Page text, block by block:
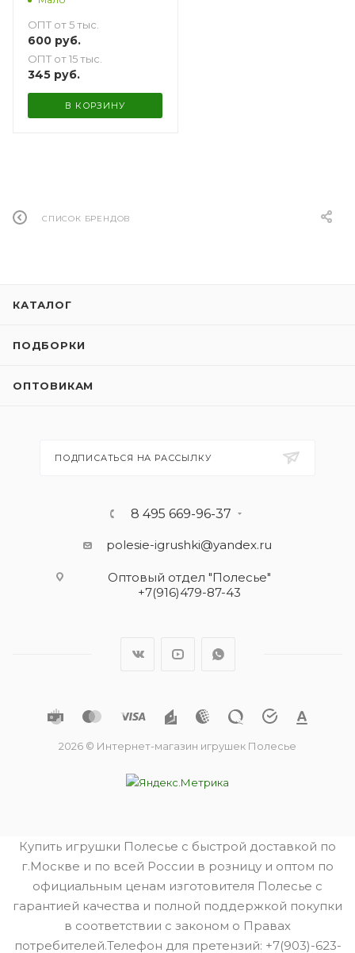
ОПТ от 5 тыс.
600 руб.
ОПТ от 15 тыс.
345 руб.
В КОРЗИНУ
СПИСОК БРЕНДОВ
КАТАЛОГ
ПОДБОРКИ
ОПТОВИКАМ
ПОДПИСАТЬСЯ НА РАССЫЛКУ
8 495 669-96-37
polesie-igrushki@yandex.ru
Оптовый отдел "Полесье"
+7(916)479-87-43
2026 © Интернет-магазин игрушек Полесье
Купить игрушки Полесье с быстрой доставкой по
г.Москве и по всей России в розницу и оптом по
официальным ценам изготовителя Полесье с
гарантией качества и полной поддержкой покупки
в соответствии с законом о Правах
потребителей.Телефон для претензий: +7(903)-623-